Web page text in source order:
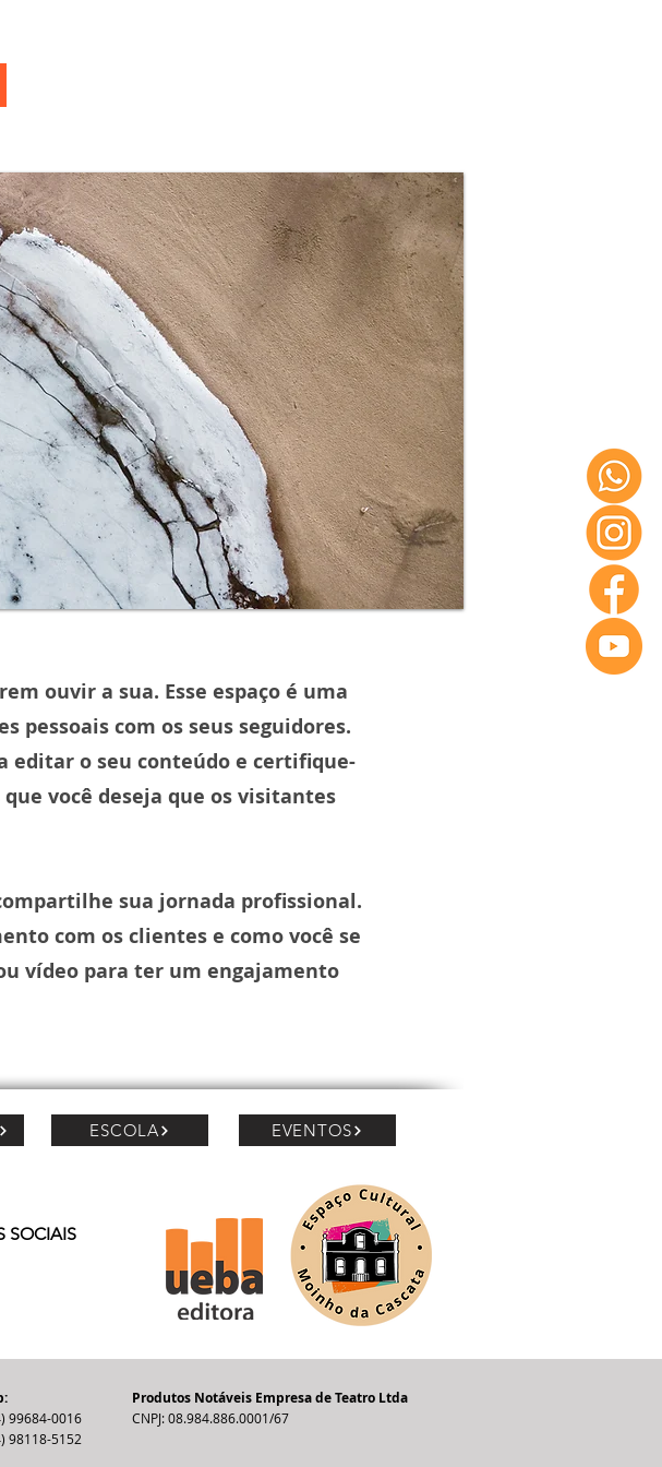
ouvir a sua. Esse espaço é uma
com os seus seguidores.
editar o seu conteúdo e certifique-
você deseja que os visitantes
sua jornada profissional.
com os clientes e como você se
vídeo para ter um engajamento
ESCOLA EVENTOS
SOCIAIS
Produtos Notáveis Empresa de Teatro Ltda
CNPJ: 08.984.886.0001/67
99684-0016
98118-5152